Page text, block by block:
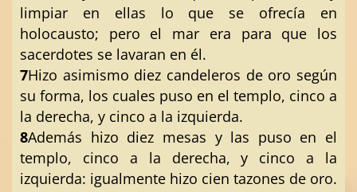
limpiar en ellas lo que se ofrecía en
holocausto; pero el mar era para que los
sacerdotes se lavaran en él.
7Hizo asimismo diez candeleros de oro según
su forma, los cuales puso en el templo, cinco a
la derecha, y cinco a la izquierda.
8Además hizo diez mesas y las puso en el
templo, cinco a la derecha, y cinco a la
izquierda: igualmente hizo cien tazones de oro.